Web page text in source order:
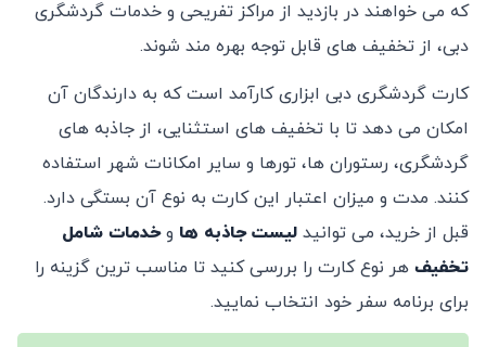
که می ‌خواهند در بازدید از مراکز تفریحی و خدمات گردشگری
دبی، از تخفیف ‌های قابل توجه بهره ‌مند شوند.
کارت گردشگری دبی ابزاری کارآمد است که به دارندگان آن
امکان می ‌دهد تا با تخفیف ‌های استثنایی، از جاذبه‌ های
گردشگری، رستوران ‌ها، تورها و سایر امکانات شهر استفاده
کنند. مدت و میزان اعتبار این کارت به نوع آن بستگی دارد.
قبل از خرید، می ‌توانید لیست جاذبه ‌ها وخدمات شامل
تخفیف هر نوع کارت را بررسی کنید تا مناسب ‌ترین گزینه را
برای برنامه سفر خود انتخاب نمایید.